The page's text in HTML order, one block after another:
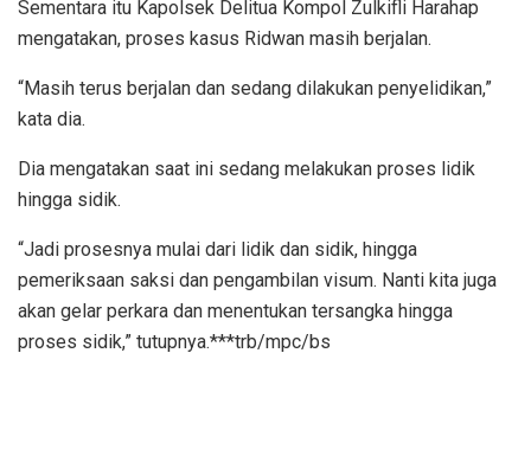
Sementara itu Kapolsek Delitua Kompol Zulkifli Harahap
mengatakan, proses kasus Ridwan masih berjalan.
“Masih terus berjalan dan sedang dilakukan penyelidikan,”
kata dia.
Dia mengatakan saat ini sedang melakukan proses lidik
hingga sidik.
“Jadi prosesnya mulai dari lidik dan sidik, hingga
pemeriksaan saksi dan pengambilan visum. Nanti kita juga
akan gelar perkara dan menentukan tersangka hingga
proses sidik,” tutupnya.***trb/mpc/bs